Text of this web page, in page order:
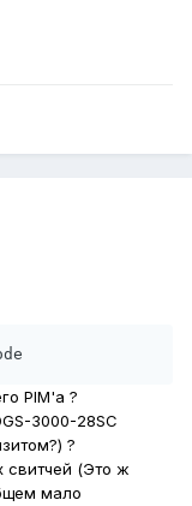
PIM'а ?
3000-28SC
?
свитчей (Это ж
мало